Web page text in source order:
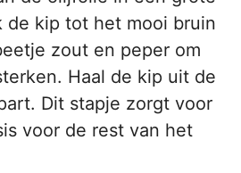
de kip tot het mooi bruin
zout en peper om
Haal de kip uit de
Dit stapje zorgt voor
voor de rest van het